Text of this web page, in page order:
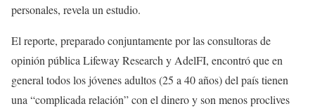
personales, revela un estudio.
El reporte, preparado conjuntamente por las consultoras de
opinión pública Lifeway Research y AdelFI, encontró que en
general todos los jóvenes adultos (25 a 40 años) del país tienen
una “complicada relación” con el dinero y son menos proclives